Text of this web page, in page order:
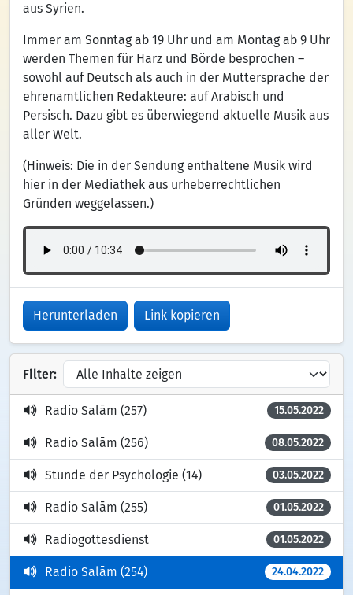
aus Syrien.
Immer am Sonntag ab 19 Uhr und am Montag ab 9 Uhr
werden Themen für Harz und Börde besprochen –
sowohl auf Deutsch als auch in der Muttersprache der
ehrenamtlichen Redakteure: auf Arabisch und
Persisch. Dazu gibt es überwiegend aktuelle Musik aus
aller Welt.
(Hinweis: Die in der Sendung enthaltene Musik wird
hier in der Mediathek aus urheberrechtlichen
Gründen weggelassen.)
Herunterladen Link kopieren
Filter:
Radio Salām (257) 15.05.2022
Radio Salām (256) 08.05.2022
Stunde der Psychologie (14) 03.05.2022
Radio Salām (255) 01.05.2022
Radiogottesdienst 01.05.2022
Radio Salām (254) 24.04.2022